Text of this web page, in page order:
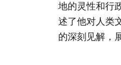
地的灵性和行
述了他对人类
的深刻见解，